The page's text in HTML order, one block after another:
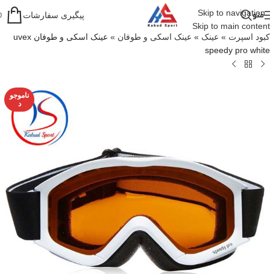
Skip to navigation
Skip to main content
منو پیگیری سفارشات
کبود اسپرت » عینک » عینک اسکی و طوفان »
عینک اسکی و طوفان uvex
speedy pro white
ناموجو
د